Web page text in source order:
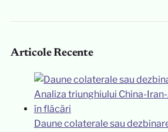
Articole Recente
Daune colaterale sau